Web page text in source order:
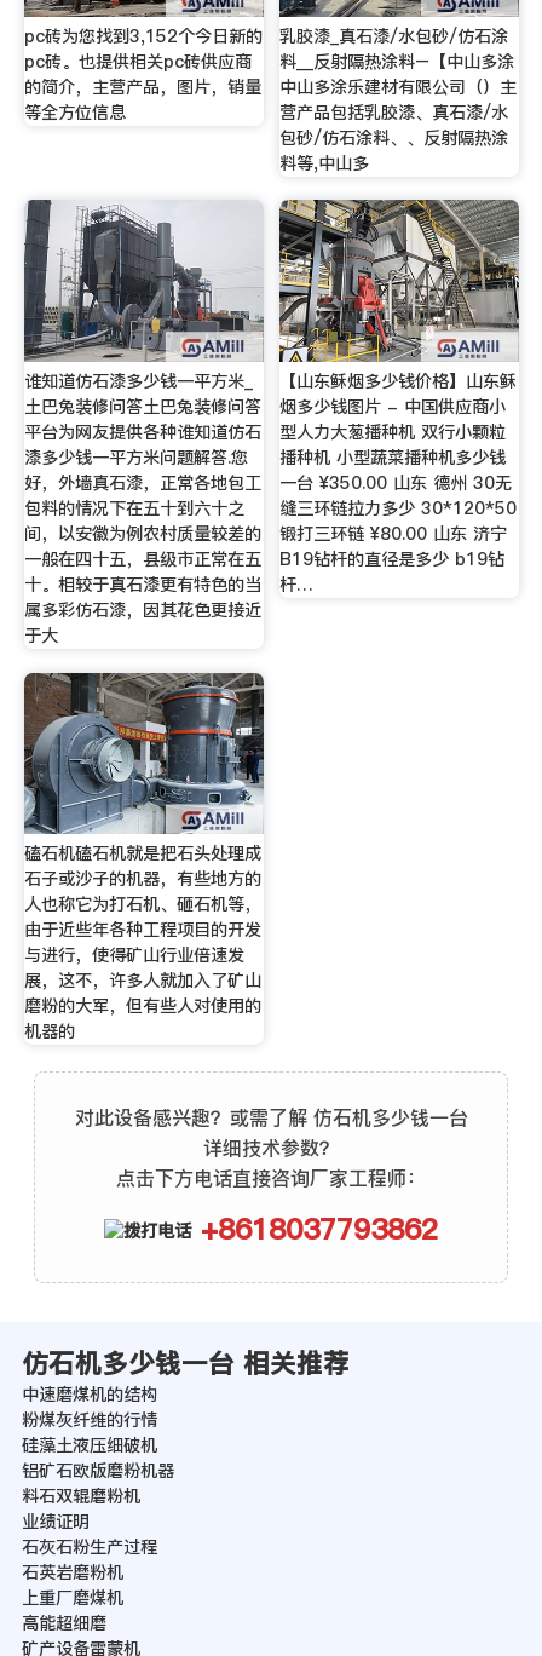
pc砖为您找到3,152个今日新的
pc砖。也提供相关pc砖供应商
的简介，主营产品，图片，销量
等全方位信息
乳胶漆_真石漆/水包砂/仿石涂
料__反射隔热涂料–【中山多涂
中山多涂乐建材有限公司（）主
营产品包括乳胶漆、真石漆/水
包砂/仿石涂料、、反射隔热涂
料等,中山多
谁知道仿石漆多少钱一平方米_
土巴兔装修问答土巴兔装修问答
平台为网友提供各种谁知道仿石
漆多少钱一平方米问题解答.您
好，外墙真石漆，正常各地包工
包料的情况下在五十到六十之
间，以安徽为例农村质量较差的
一般在四十五，县级市正常在五
十。相较于真石漆更有特色的当
属多彩仿石漆，因其花色更接近
于大
【山东稣烟多少钱价格】山东稣
烟多少钱图片 - 中国供应商小
型人力大葱播种机 双行小颗粒
播种机 小型蔬菜播种机多少钱
一台 ¥350.00 山东 德州 30无
缝三环链拉力多少 30*120*50
锻打三环链 ¥80.00 山东 济宁
B19钻杆的直径是多少 b19钻
杆…
磕石机磕石机就是把石头处理成
石子或沙子的机器，有些地方的
人也称它为打石机、砸石机等，
由于近些年各种工程项目的开发
与进行，使得矿山行业倍速发
展，这不，许多人就加入了矿山
磨粉的大军，但有些人对使用的
机器的
对此设备感兴趣？或需了解 仿石机多少钱一台
详细技术参数？
点击下方电话直接咨询厂家工程师：
+8618037793862
仿石机多少钱一台 相关推荐
中速磨煤机的结构
粉煤灰纤维的行情
硅藻土液压细破机
铝矿石欧版磨粉机器
料石双辊磨粉机
业绩证明
石灰石粉生产过程
石英岩磨粉机
上重厂磨煤机
高能超细磨
矿产设备雷蒙机